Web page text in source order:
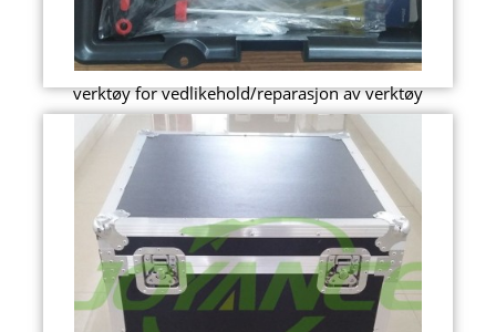
verktøy for vedlikehold/reparasjon av verktøy